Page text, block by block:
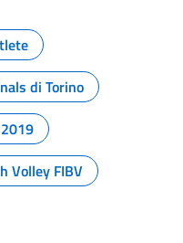
di Torino
Volley FIBV